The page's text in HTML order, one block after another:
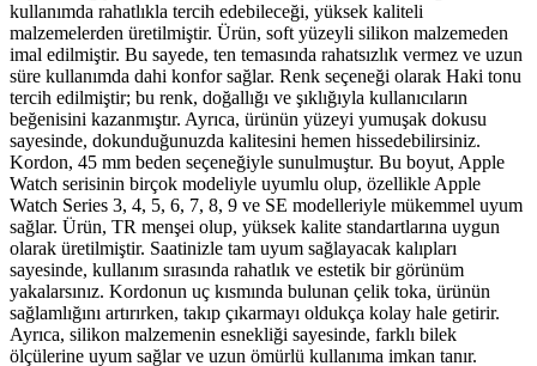
kullanımda rahatlıkla tercih edebileceği, yüksek kaliteli
malzemelerden üretilmiştir. Ürün, soft yüzeyli silikon malzemeden
imal edilmiştir. Bu sayede, ten temasında rahatsızlık vermez ve uzun
süre kullanımda dahi konfor sağlar. Renk seçeneği olarak Haki tonu
tercih edilmiştir; bu renk, doğallığı ve şıklığıyla kullanıcıların
beğenisini kazanmıştır. Ayrıca, ürünün yüzeyi yumuşak dokusu
sayesinde, dokunduğunuzda kalitesini hemen hissedebilirsiniz.
Kordon, 45 mm beden seçeneğiyle sunulmuştur. Bu boyut, Apple
Watch serisinin birçok modeliyle uyumlu olup, özellikle Apple
Watch Series 3, 4, 5, 6, 7, 8, 9 ve SE modelleriyle mükemmel uyum
sağlar. Ürün, TR menşei olup, yüksek kalite standartlarına uygun
olarak üretilmiştir. Saatinizle tam uyum sağlayacak kalıpları
sayesinde, kullanım sırasında rahatlık ve estetik bir görünüm
yakalarsınız. Kordonun uç kısmında bulunan çelik toka, ürünün
sağlamlığını artırırken, takıp çıkarmayı oldukça kolay hale getirir.
Ayrıca, silikon malzemenin esnekliği sayesinde, farklı bilek
ölçülerine uyum sağlar ve uzun ömürlü kullanıma imkan tanır.